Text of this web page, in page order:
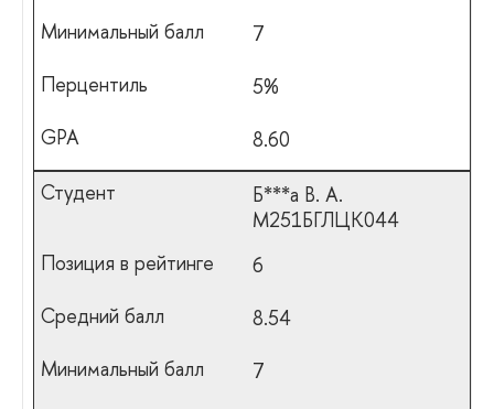
7
5%
8.60
Б***а В. А.
М251БГЛЦК044
6
8.54
7